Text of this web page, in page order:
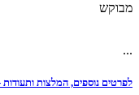
מבוקש
...
לפרטים נוספים, המלצות